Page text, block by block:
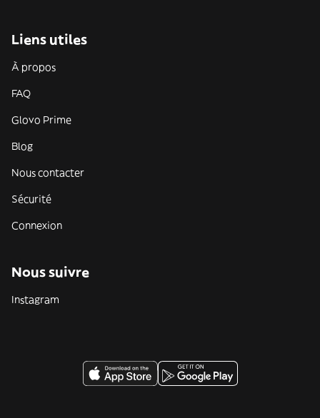
Liens utiles
À propos
FAQ
Glovo Prime
Blog
Nous contacter
Sécurité
Connexion
Nous suivre
Instagram